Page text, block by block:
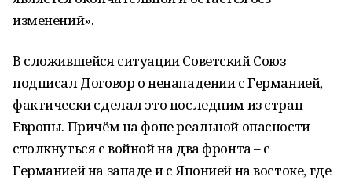
изменений».
В сложившейся ситуации Советский Союз
подписал Договор о ненападении с Германией,
фактически сделал это последним из стран
Европы. Причём на фоне реальной опасности
столкнуться с войной на два фронта – с
Германией на западе и с Японией на востоке, где